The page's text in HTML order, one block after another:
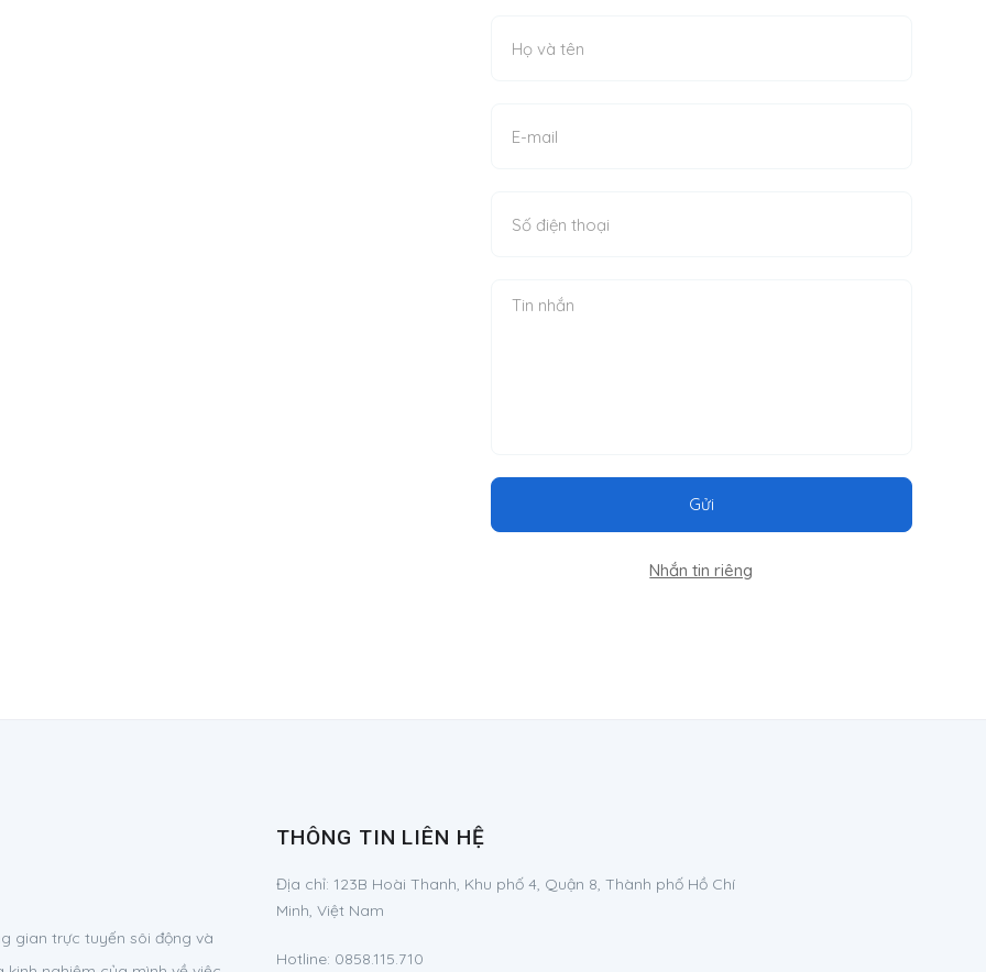
Gửi
Nhắn tin riêng
gian trực tuyến sôi động và
THÔNG TIN LIÊN HỆ
Địa chỉ: 123B Hoài Thanh, Khu phố 4, Quận 8, Thành phố Hồ Chí
Minh, Việt Nam
Hotline: 0858.115.710